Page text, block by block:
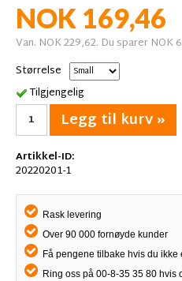
NOK 169,46
Van. NOK 229,62. Du sparer NOK
Størrelse
Tilgjengelig
Legg til kurv »
Artikkel-ID:
20220201-1
Rask levering
Over 90 000 fornøyde kunder
Få pengene tilbake hvis du ikke
Ring oss på 00-8-35 35 80 hvis